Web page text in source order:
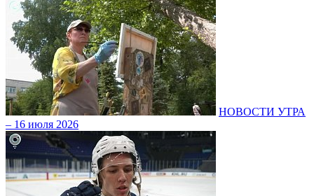
НОВОСТИ УТРА
– 16 июля 2026